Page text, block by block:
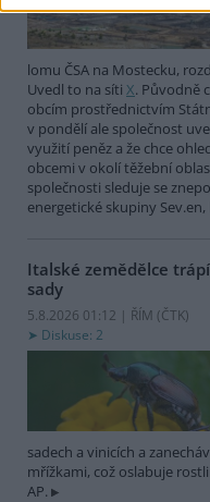
lomu ČSA na Mostecku,
Uvedl to na síti X. Původně
obcím prostřednictvím
v pondělí ale společnost
využití peněz a že chce
obcemi v okolí těžební
společnosti sleduje se
energetické skupiny
Italské zemědělce
sady
5.8.2026 01:12 | ŘÍM (ČTK)
Diskuse: 2
sadech a vinicích a
mřížkami, což oslabuje
AP.